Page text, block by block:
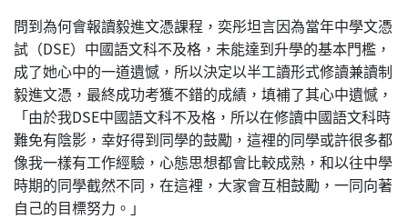
問到為何會報讀毅進文憑課程，奕彤坦言因為當年中學文憑
試（DSE）中國語文科不及格，未能達到升學的基本門檻，
成了她心中的一道遺憾，所以決定以半工讀形式修讀兼讀制
毅進文憑，最終成功考獲不錯的成績，填補了其心中遺憾，
「由於我DSE中國語文科不及格，所以在修讀中國語文科時
難免有陰影，幸好得到同學的鼓勵，這裡的同學或許很多都
像我一樣有工作經驗，心態思想都會比較成熟，和以往中學
時期的同學截然不同，在這裡，大家會互相鼓勵，一同向著
自己的目標努力。」